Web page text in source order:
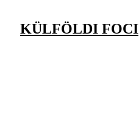
KÜLFÖLDI FOCI